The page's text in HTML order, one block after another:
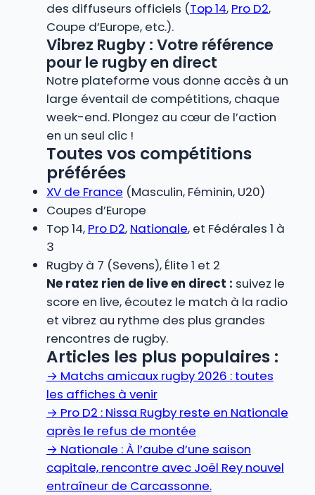
des diffuseurs officiels (Top 14, Pro D2,
Coupe d’Europe, etc.).
Vibrez Rugby : Votre référence
pour le rugby en direct
Notre plateforme vous donne accès à un
large éventail de compétitions, chaque
week-end. Plongez au cœur de l’action
en un seul clic !
Toutes vos compétitions
préférées
XV de France (Masculin, Féminin, U20)
Coupes d’Europe
Top 14, Pro D2, Nationale, et Fédérales 1 à
3
Rugby à 7 (Sevens), Élite 1 et 2
Ne ratez rien de live en direct : suivez le
score en live, écoutez le match à la radio
et vibrez au rythme des plus grandes
rencontres de rugby.
Articles les plus populaires :
→ Matchs amicaux rugby 2026 : toutes
les affiches à venir
→ Pro D2 : Nissa Rugby reste en Nationale
après le refus de montée
→ Nationale : À l’aube d’une saison
capitale, rencontre avec Joël Rey nouvel
entraîneur de Carcassonne.